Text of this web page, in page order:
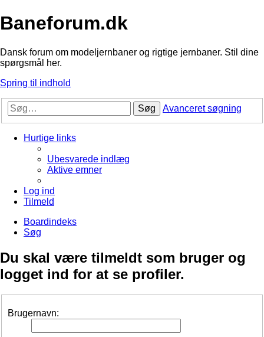
Baneforum.dk
Dansk forum om modeljernbaner og rigtige jernbaner. Stil dine
spørgsmål her.
Spring til indhold
Søg Avanceret søgning
Hurtige links
Ubesvarede indlæg
Aktive emner
Log ind
Tilmeld
Boardindeks
Søg
Du skal være tilmeldt som bruger og
logget ind for at se profiler.
Brugernavn: